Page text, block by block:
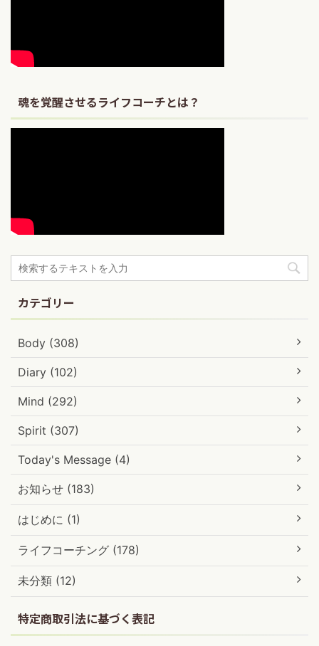
魂を覚醒させるライフコーチとは？
カテゴリー
Body (308)
Diary (102)
Mind (292)
Spirit (307)
Today's Message (4)
お知らせ (183)
はじめに (1)
ライフコーチング (178)
未分類 (12)
特定商取引法に基づく表記